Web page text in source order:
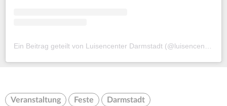
Veranstaltung Feste Darmstadt